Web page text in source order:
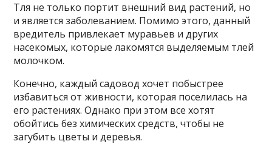
Тля не только портит внешний вид растений, но
и является заболеванием. Помимо этого, данный
вредитель привлекает муравьев и других
насекомых, которые лакомятся выделяемым тлей
молочком.
Конечно, каждый садовод хочет побыстрее
избавиться от живности, которая поселилась на
его растениях. Однако при этом все хотят
обойтись без химических средств, чтобы не
загубить цветы и деревья.